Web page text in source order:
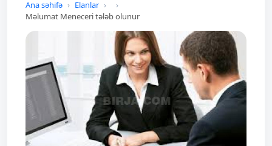
Ana səhifə
Elanlar
Məlumat Meneceri tələb olunur